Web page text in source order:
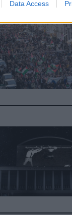
Data Access